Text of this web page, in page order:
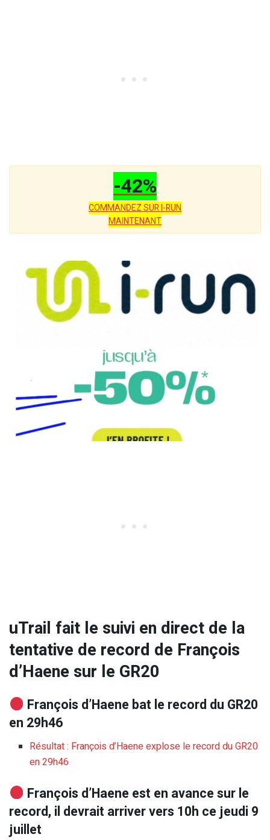
-42%
COMMANDEZ SUR I-RUN
MAINTENANT
uTrail fait le suivi en direct de la
tentative de record de François
d’Haene sur le GR20
François d’Haene bat le record du GR20
en 29h46
Résultat : François d’Haene explose le record du GR20
en 29h46
François d’Haene est en avance sur le
record, il devrait arriver vers 10h ce jeudi 9
juillet